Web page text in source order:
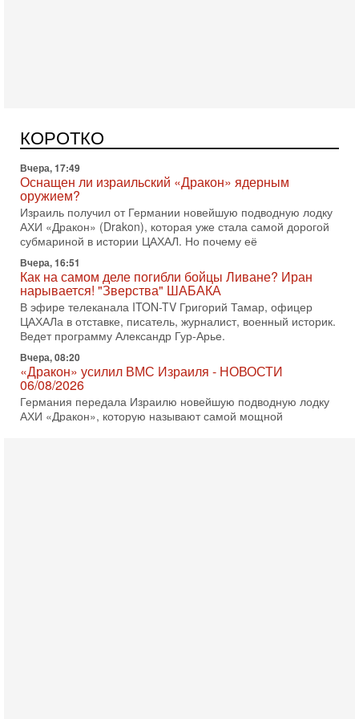
КОРОТКО
еврейский политический альянс? Что произойдет с
политическим раскладом сил, если арабский список
Вчера, 17:49
Оснащен ли израильский «Дракон» ядерным
оружием?
Израиль получил от Германии новейшую подводную лодку
АХИ «Дракон» (Drakon), которая уже стала самой дорогой
субмариной в истории ЦАХАЛ. Но почему её
Вчера, 16:51
Как на самом деле погибли бойцы Ливане? Иран
нарывается! "Зверства" ШАБАКА
В эфире телеканала ITON-TV Григорий Тамар, офицер
ЦАХАЛа в отставке, писатель, журналист, военный историк.
Ведет программу Александр Гур-Арье.
Вчера, 08:20
«Дракон» усилил ВМС Израиля - НОВОСТИ
06/08/2026
Германия передала Израилю новейшую подводную лодку
АХИ «Дракон», которую называют самой мощной